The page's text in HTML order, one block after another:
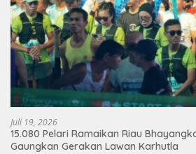
Juli 19, 2026
15.080 Pelari Ramaikan Riau
Gaungkan Gerakan Lawan Karhutla